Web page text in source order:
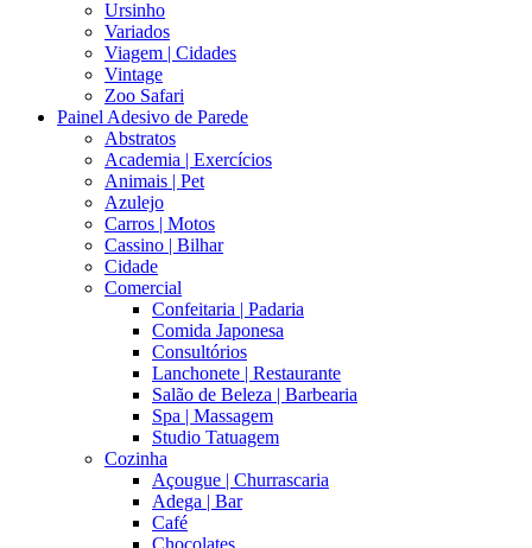
Ursinho
Variados
Viagem | Cidades
Vintage
Zoo Safari
Painel Adesivo de Parede
Abstratos
Academia | Exercícios
Animais | Pet
Azulejo
Carros | Motos
Cassino | Bilhar
Cidade
Comercial
Confeitaria | Padaria
Comida Japonesa
Consultórios
Lanchonete | Restaurante
Salão de Beleza | Barbearia
Spa | Massagem
Studio Tatuagem
Cozinha
Açougue | Churrascaria
Adega | Bar
Café
Chocolates